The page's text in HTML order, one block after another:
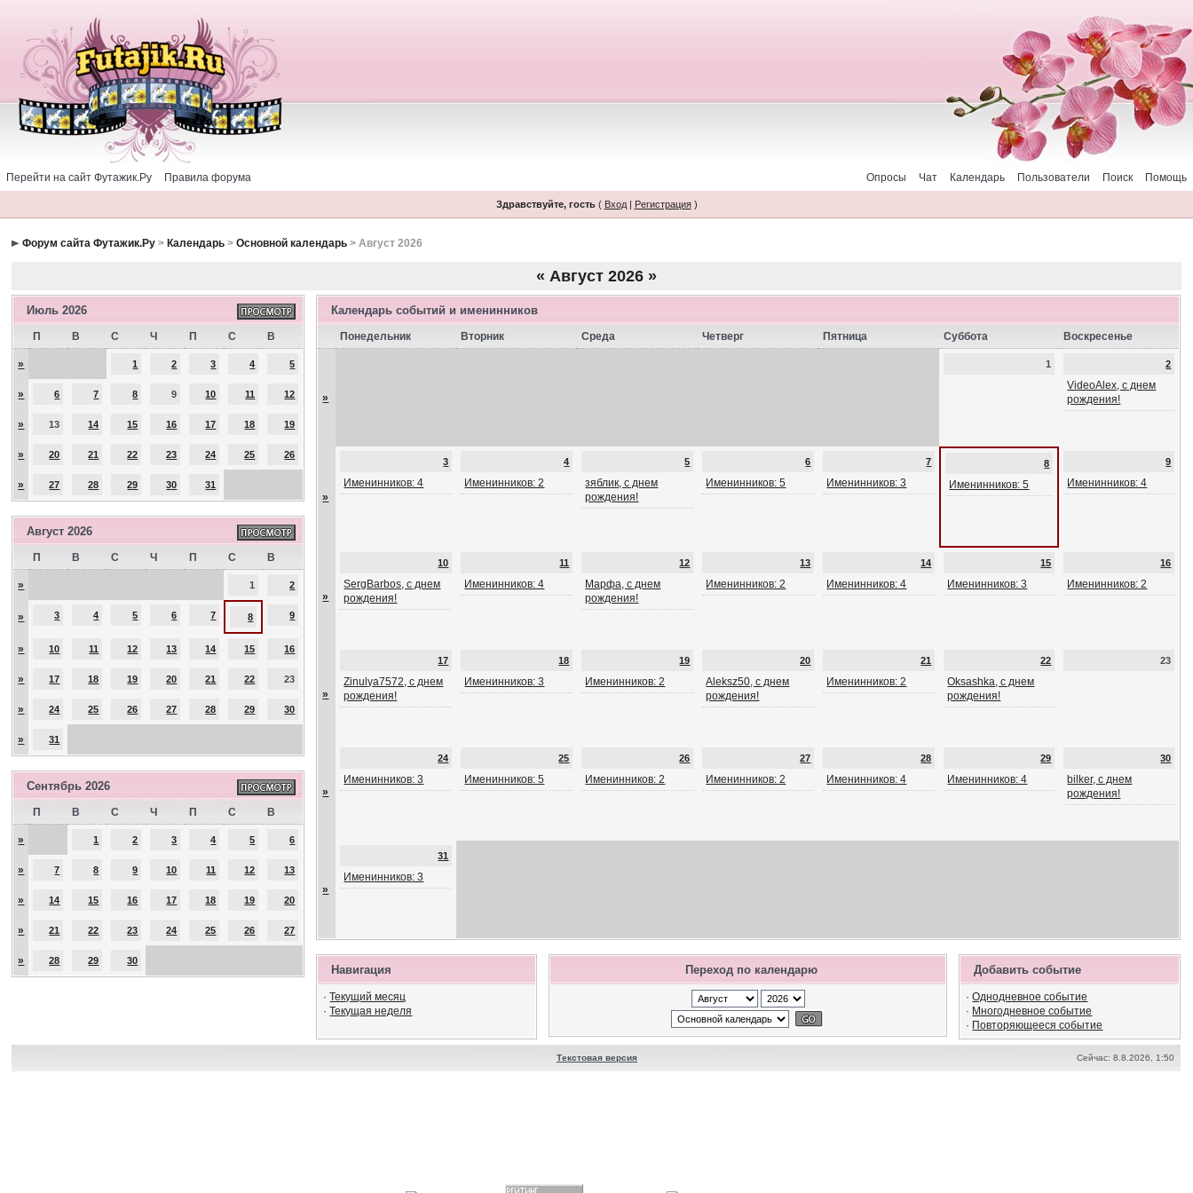
Перейти на сайт Футажик.Ру Правила форума Помощь
Поиск
Пользователи
Календарь
Чат
Опросы
Здравствуйте, гость( Вход| Регистрация)
Форум сайта Футажик.Ру > Календарь >Основной календарь > Август 2026
« Август 2026 »
Июль 2026
П В С Ч П С В
» 1 2 3 4 5
» 6 7 8 9 10 11 12
» 13 14 15 16 17 18 19
» 20 21 22 23 24 25 26
» 27 28 29 30 31
Август 2026
П В С Ч П С В
» 1 2
» 3 4 5 6 7 8 9
» 10 11 12 13 14 15 16
» 17 18 19 20 21 22 23
» 24 25 26 27 28 29 30
» 31
Сентябрь 2026
П В С Ч П С В
» 1 2 3 4 5 6
» 7 8 9 10 11 12 13
» 14 15 16 17 18 19 20
» 21 22 23 24 25 26 27
» 28 29 30
Календарь событий и именинников
Понедельник Вторник Среда Четверг Пятница Суббота Воскресенье
»
1 2
VideoAlex, с днем
рождения!
»
3
Именинников: 4
4
Именинников: 2
5
зяблик, с днем
рождения!
6
Именинников: 5
7
Именинников: 3
8
Именинников: 5
9
Именинников: 4
»
10
SergBarbos, с днем
рождения!
11
Именинников: 4
12
Марфа, с днем
рождения!
13
Именинников: 2
14
Именинников: 4
15
Именинников: 3
16
Именинников: 2
»
17
Zinulya7572, с днем
рождения!
18
Именинников: 3
19
Именинников: 2
20
Aleksz50, с днем
рождения!
21
Именинников: 2
22
Oksashka, с днем
рождения!
23
»
24
Именинников: 3
25
Именинников: 5
26
Именинников: 2
27
Именинников: 2
28
Именинников: 4
29
Именинников: 4
30
bilker, с днем
рождения!
»
31
Именинников: 3
Навигация
·Текущий месяц
·Текущая неделя
Переход по календарю Добавить событие
·Однодневное событие
· Многодневное событие
· Повторяющееся событие
Текстовая версия Сейчас: 8.8.2026, 1:50